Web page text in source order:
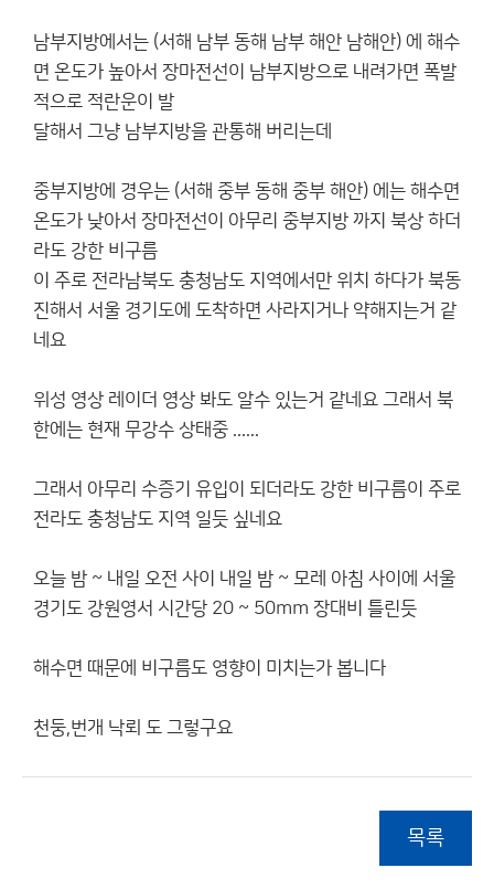
남부지방에서는 (서해 남부 동해 남부 해안 남해안) 에 해수
면 온도가 높아서 장마전선이 남부지방으로 내려가면 폭발
적으로 적란운이 발
달해서 그냥 남부지방을 관통해 버리는데
중부지방에 경우는 (서해 중부 동해 중부 해안) 에는 해수면
온도가 낮아서 장마전선이 아무리 중부지방 까지 북상 하더
라도 강한 비구름
이 주로 전라남북도 충청남도 지역에서만 위치 하다가 북동
진해서 서울 경기도에 도착하면 사라지거나 약해지는거 같
네요
위성 영상 레이더 영상 봐도 알수 있는거 같네요 그래서 북
한에는 현재 무강수 상태중 ......
그래서 아무리 수증기 유입이 되더라도 강한 비구름이 주로
전라도 충청남도 지역 일듯 싶네요
오늘 밤 ~ 내일 오전 사이 내일 밤 ~ 모레 아침 사이에 서울
경기도 강원영서 시간당 20 ~ 50mm 장대비 틀린듯
해수면 때문에 비구름도 영향이 미치는가 봅니다
천둥,번개 낙뢰 도 그렇구요
목록